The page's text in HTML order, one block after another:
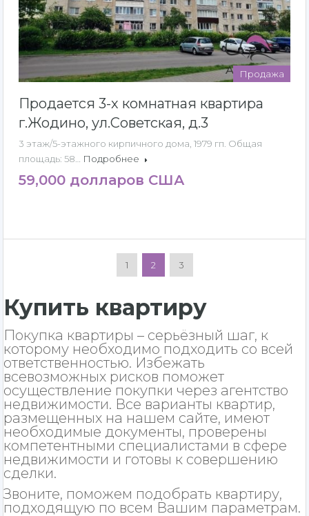
Продажа
Продается 3-х комнатная квартира
г.Жодино, ул.Советская, д.3
3 этаж/5-этажного кирпичного дома, 1979 гп. Общая
площадь: 58…
Подробнее
59,000 долларов США
1 2 3
Купить квартиру
Покупка квартиры – серьёзный шаг, к
которому необходимо подходить со всей
ответственностью. Избежать
всевозможных рисков поможет
осуществление покупки через агентство
недвижимости. Все варианты квартир,
размещенных на нашем сайте, имеют
необходимые документы, проверены
компетентными специалистами в сфере
недвижимости и готовы к совершению
сделки.
Звоните, поможем подобрать квартиру,
подходящую по всем Вашим параметрам.